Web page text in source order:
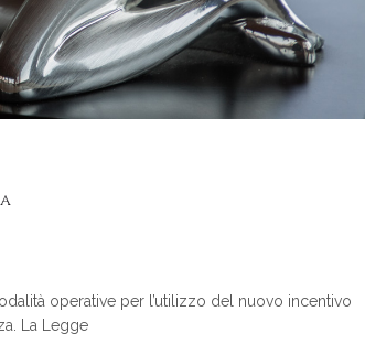
operative per l’utilizzo del nuovo incentivo
La Legge